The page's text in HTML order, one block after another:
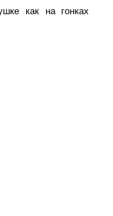
как на гонках